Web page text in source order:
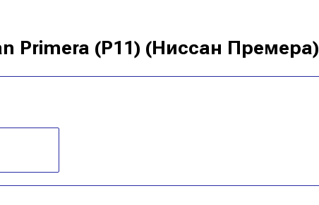
Primera (P11) (Ниссан Премера)